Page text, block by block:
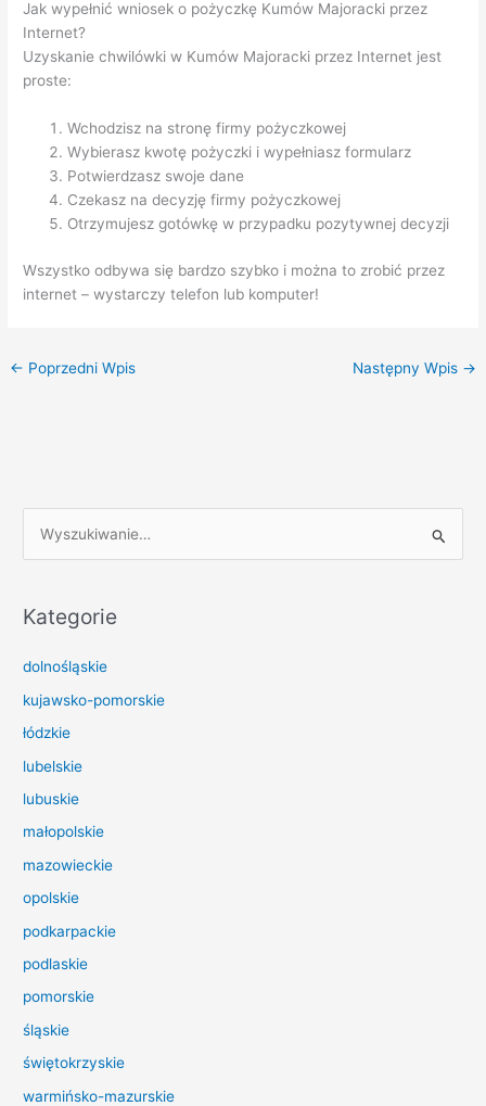
Jak wypełnić wniosek o pożyczkę Kumów Majoracki przez
Internet?
Uzyskanie chwilówki w Kumów Majoracki przez Internet jest
proste:
Wchodzisz na stronę firmy pożyczkowej
Wybierasz kwotę pożyczki i wypełniasz formularz
Potwierdzasz swoje dane
Czekasz na decyzję firmy pożyczkowej
Otrzymujesz gotówkę w przypadku pozytywnej decyzji
Wszystko odbywa się bardzo szybko i można to zrobić przez
internet – wystarczy telefon lub komputer!
← Poprzedni Wpis Następny Wpis →
k
j
d
l
Kategorie
dolnośląskie
kujawsko-pomorskie
łódzkie
lubelskie
lubuskie
małopolskie
mazowieckie
opolskie
podkarpackie
podlaskie
pomorskie
śląskie
świętokrzyskie
warmińsko-mazurskie